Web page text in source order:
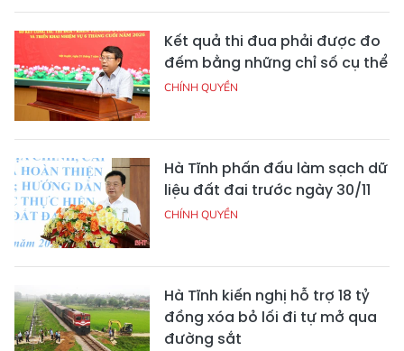
Kết quả thi đua phải được đo
đếm bằng những chỉ số cụ thể
CHÍNH QUYỀN
Hà Tĩnh phấn đấu làm sạch dữ
liệu đất đai trước ngày 30/11
CHÍNH QUYỀN
Hà Tĩnh kiến nghị hỗ trợ 18 tỷ
đồng xóa bỏ lối đi tự mở qua
đường sắt